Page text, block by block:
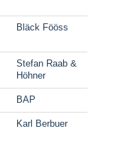
Bläck Fööss
Stefan Raab &
Höhner
BAP
Karl Berbuer